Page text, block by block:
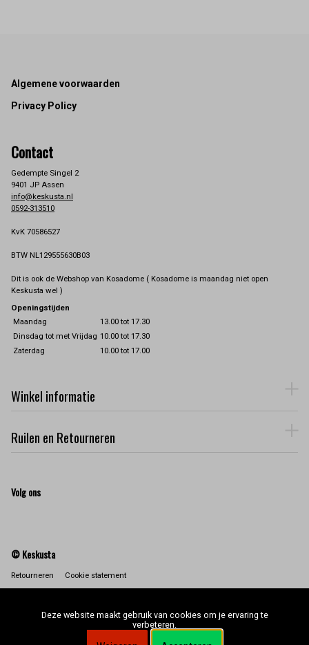
Footer
Algemene voorwaarden
Privacy Policy
Contact
Gedempte Singel 2
9401 JP Assen
info@keskusta.nl
0592-313510
KvK 70586527
BTW NL129555630B03
Dit is ook de Webshop van Kosadome ( Kosadome is maandag niet open
Keskusta wel )
Openingstijden
Maandag
13.00 tot 17.30
Dinsdag tot met Vrijdag 10.00 tot 17.30
Zaterdag
10.00 tot 17.00
Winkel informatie
Ruilen en Retourneren
Volg ons
© Keskusta
Retourneren Cookie statement
Deze website maakt gebruik van cookies om je ervaring te
verbeteren.